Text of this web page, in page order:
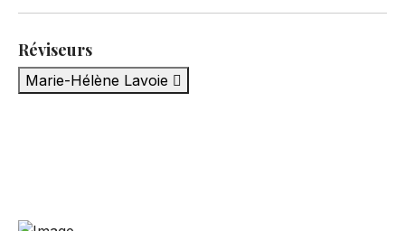
Réviseurs
Marie-Hélène Lavoie